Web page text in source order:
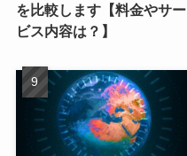
を比較します【料金やサー
ビス内容は？】